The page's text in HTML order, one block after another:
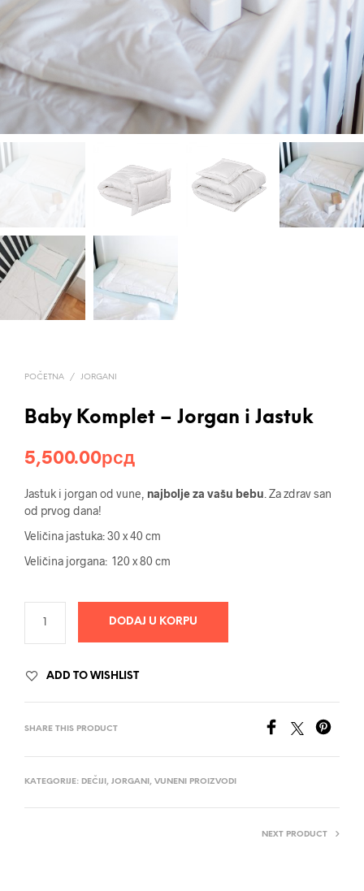
POČETNA / JORGANI
Baby Komplet – Jorgan i Jastuk
5,500.00рсд
Jastuk i jorgan od vune, najbolje za vašu bebu . Za zdrav san
od prvog dana!
Veličina jastuka: 30 x 40 cm
Veličina jorgana: 120 x 80 cm
DODAJ U KORPU
ADD TO WISHLIST
SHARE THIS PRODUCT
KATEGORIJE: DEČIJI , JORGANI , VUNENI PROIZVODI
NEXT PRODUCT